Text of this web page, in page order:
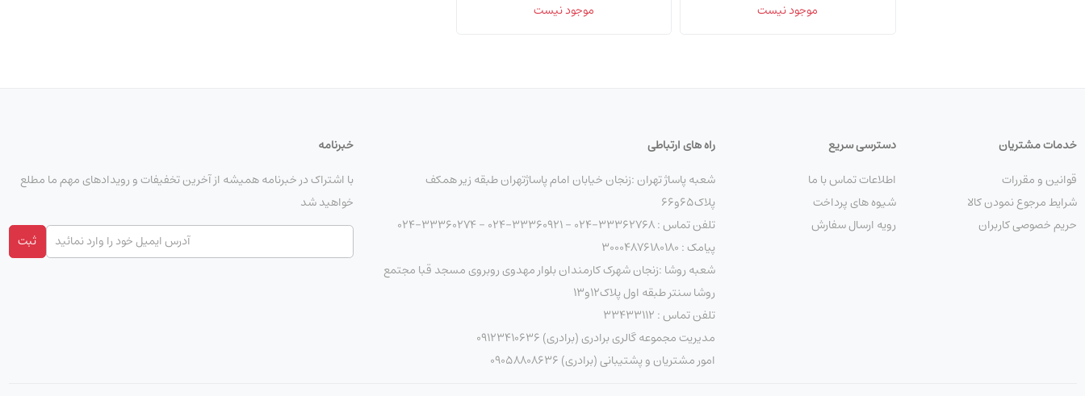
موجود نیست موجود نیست
خدمات مشتریان
قوانین و مقررات
شرایط مرجوع نمودن کالا
حریم خصوصی کاربران
دسترسی سریع
اطلاعات تماس با ما
شیوه های پرداخت
رویه ارسال سفارش
راه های ارتباطی
شعبه پاساژ تهران :زنجان خیابان امام پاساژتهران طبقه زیر همکف
پلاک۶۵و۶۶
تلفن تماس : 33362768-024 - 33360921-024 - 33360274-024
پیامک : ۳۰۰۰۴۸۷۶۱۸۰۱۸۰
شعبه روشا :زنجان شهرک کارمندان بلوار مهدوی روبروی مسجد قبا مجتمع
روشا سنتر طبقه اول پلاک۱۲و۱۳
تلفن تماس : ۳۳۴۳۳۱۱۲
مدیریت مجموعه گالری برادری (برادری) 09123410636
امور مشتریان و پشتیبانی (برادری) 09058808636
خبرنامه
با اشتراک در خبرنامه همیشه از آخرین تخفیفات و رویدادهای مهم ما مطلع
خواهید شد
ثبت